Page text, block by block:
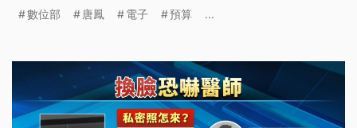
判。而對於媒體詢問是否做好期末考的準備，唐鳳回
收到長官的回應。
數位部 唐鳳 電子 預算 ...